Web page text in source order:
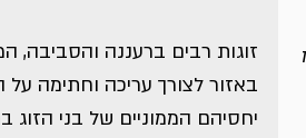
זוגות רבים ברעננה והסביבה,
באזור לצורך עריכה וחתימה
יחסיהם הממוניים של בני